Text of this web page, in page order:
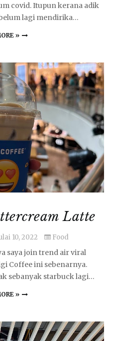
covid. Itupun kerana adik
lagi mendirika…
»
Latte
10, 2022 Food
saya join trend air viral
Coffee ini sebenarnya.
sebanyak starbuck lagi…
»